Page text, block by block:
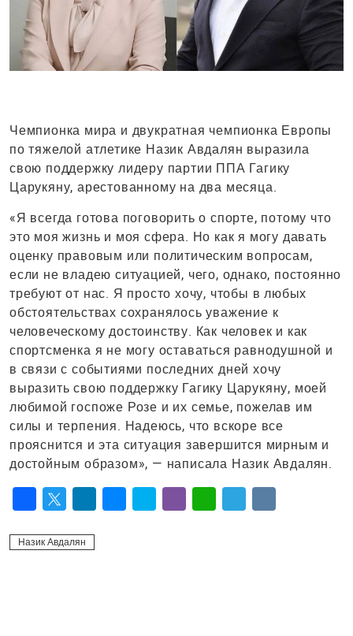
Чемпионка мира и двукратная чемпионка Европы
по тяжелой атлетике Назик Авдалян выразила
свою поддержку лидеру партии ППА Гагику
Царукяну, арестованному на два месяца.
«Я всегда готова поговорить о спорте, потому что
это моя жизнь и моя сфера. Но как я могу давать
оценку правовым или политическим вопросам,
если не владею ситуацией, чего, однако, постоянно
требуют от нас. Я просто хочу, чтобы в любых
обстоятельствах сохранялось уважение к
человеческому достоинству. Как человек и как
спортсменка я не могу оставаться равнодушной и
в связи с событиями последних дней хочу
выразить свою поддержку Гагику Царукяну, моей
любимой госпоже Розе и их семье, пожелав им
силы и терпения. Надеюсь, что вскоре все
прояснится и эта ситуация завершится мирным и
достойным образом», — написала Назик Авдалян.
Назик Авдалян